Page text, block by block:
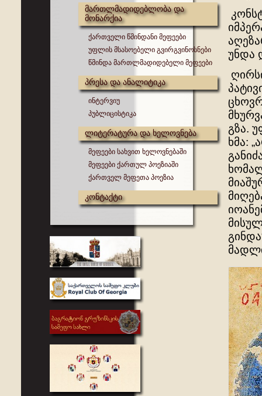
მართლმადიდებლობა და
მონარქია
ქართველი წმინდანი მეფეები
უფლის მსასოებელი გვირგვინოსნები
წმინდა მართლმადიდებელი მეფეები
პრესა და ანალიტიკა
ინტერვიუ
პუბლიცისტიკა
ლიტერატურა და ხელოვნება
მეფეები სახვით ხელოვნებაში
მეფეები ქართულ პოეზიაში
ქართველ მეფეთა პოეზია
კონტაქტი
უნდა
გზა.
ხმა: